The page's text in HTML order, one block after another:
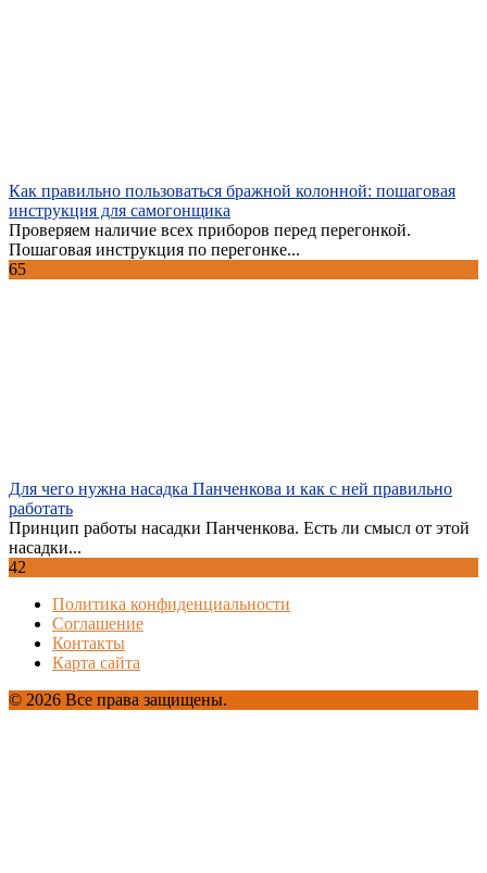
Как правильно пользоваться бражной колонной: пошаговая
инструкция для самогонщика
Проверяем наличие всех приборов перед перегонкой.
Пошаговая инструкция по перегонке...
65
Для чего нужна насадка Панченкова и как с ней правильно
работать
Принцип работы насадки Панченкова. Есть ли смысл от этой
насадки...
42
Политика конфиденциальности
Соглашение
Контакты
Карта сайта
© 2026 Все права защищены.